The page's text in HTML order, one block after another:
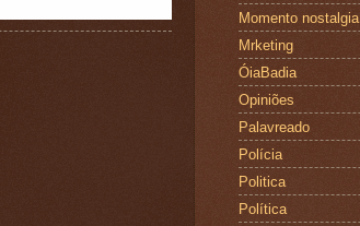
Momento nostalgia
Mrketing
ÓiaBadia
Opiniões
Palavreado
Polícia
Politica
Política